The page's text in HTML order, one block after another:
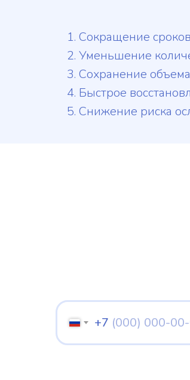
Сокращение
Уменьшение
Сохранение
Быстрое
Снижение риска
+7